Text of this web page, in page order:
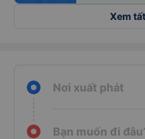
Xem
Nơi xuất phát
Bạn muốn đi